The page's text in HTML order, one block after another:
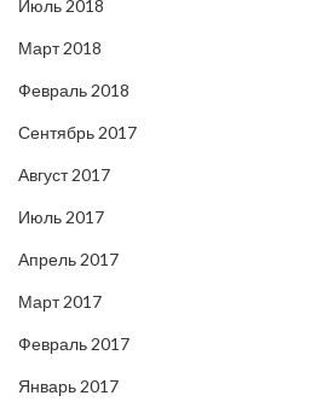
Июль 2018
Март 2018
Февраль 2018
Сентябрь 2017
Август 2017
Июль 2017
Апрель 2017
Март 2017
Февраль 2017
Январь 2017